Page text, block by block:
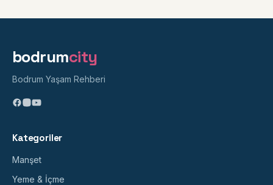
bodrumcity
Bodrum Yaşam Rehberi
Kategoriler
Manşet
Yeme & İçme